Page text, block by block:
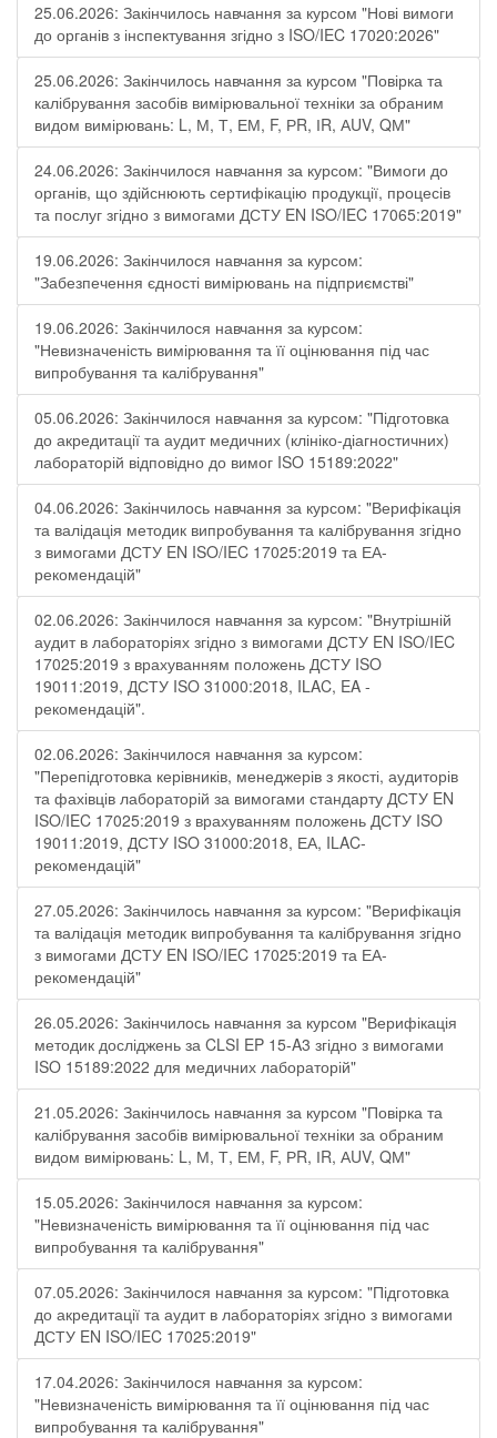
25.06.2026: Закінчилось навчання за курсом "Нові вимоги
до органів з інспектування згідно з ISO/IEC 17020:2026"
25.06.2026: Закінчилось навчання за курсом "Повірка та
калібрування засобів вимірювальної техніки за обраним
видом вимірювань: L, М, Т, ЕМ, F, РR, ІR, АUV, QМ"
24.06.2026: Закінчилося навчання за курсом: "Вимоги до
органів, що здійснюють сертифікацію продукції, процесів
та послуг згідно з вимогами ДСТУ EN ISO/IEC 17065:2019"
19.06.2026: Закінчилося навчання за курсом:
"Забезпечення єдності вимірювань на підприємстві"
19.06.2026: Закінчилося навчання за курсом:
"Невизначеність вимірювання та її оцінювання під час
випробування та калібрування"
05.06.2026: Закінчилося навчання за курсом: "Підготовка
до акредитації та аудит медичних (клініко-діагностичних)
лабораторій відповідно до вимог ISO 15189:2022"
04.06.2026: Закінчилось навчання за курсом: "Верифікація
та валідація методик випробування та калібрування згідно
з вимогами ДСТУ EN ISO/IEC 17025:2019 та ЕА-
рекомендацій"
02.06.2026: Закінчилося навчання за курсом: "Внутрішній
аудит в лабораторіях згідно з вимогами ДСТУ EN ISO/IEC
17025:2019 з врахуванням положень ДСТУ ISO
19011:2019, ДСТУ ISO 31000:2018, ILAC, EA -
рекомендацій".
02.06.2026: Закінчилося навчання за курсом:
"Перепідготовка керівників, менеджерів з якості, аудиторів
та фахівців лабораторій за вимогами стандарту ДСТУ EN
ISO/IEC 17025:2019 з врахуванням положень ДСТУ ISO
19011:2019, ДСТУ ISO 31000:2018, ЕА, ILAC-
рекомендацій"
27.05.2026: Закінчилось навчання за курсом: "Верифікація
та валідація методик випробування та калібрування згідно
з вимогами ДСТУ EN ISO/IEC 17025:2019 та ЕА-
рекомендацій"
26.05.2026: Закінчилось навчання за курсом "Верифікація
методик досліджень за CLSI EP 15-A3 згідно з вимогами
ISO 15189:2022 для медичних лабораторій"
21.05.2026: Закінчилось навчання за курсом "Повірка та
калібрування засобів вимірювальної техніки за обраним
видом вимірювань: L, М, Т, ЕМ, F, РR, ІR, АUV, QМ"
15.05.2026: Закінчилося навчання за курсом:
"Невизначеність вимірювання та її оцінювання під час
випробування та калібрування"
07.05.2026: Закінчилося навчання за курсом: "Підготовка
до акредитації та аудит в лабораторіях згідно з вимогами
ДСТУ EN ISO/IEC 17025:2019"
17.04.2026: Закінчилося навчання за курсом:
"Невизначеність вимірювання та її оцінювання під час
випробування та калібрування"